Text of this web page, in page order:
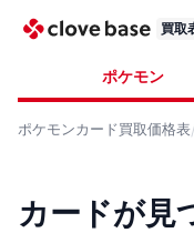
買取
ポケモン
ポケモンカード買取価格表
カードが見